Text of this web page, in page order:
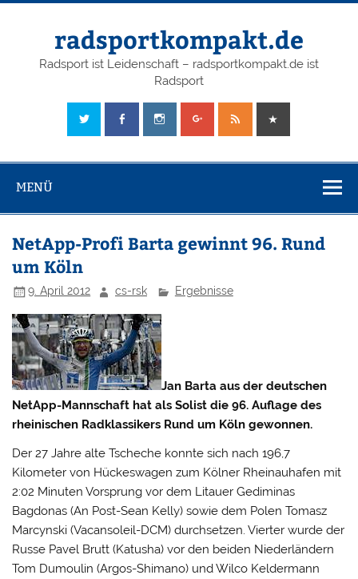
radsportkompakt.de
Radsport ist Leidenschaft – radsportkompakt.de ist
Radsport
MENÜ
NetApp-Profi Barta gewinnt 96. Rund
um Köln
9. April 2012 cs-rsk Ergebnisse
Jan Barta aus der deutschen
NetApp-Mannschaft hat als Solist die 96. Auflage des
rheinischen Radklassikers Rund um Köln gewonnen.
Der 27 Jahre alte Tscheche konnte sich nach 196,7
Kilometer von Hückeswagen zum Kölner Rheinauhafen mit
2:02 Minuten Vorsprung vor dem Litauer Gediminas
Bagdonas (An Post-Sean Kelly) sowie dem Polen Tomasz
Marcynski (Vacansoleil-DCM) durchsetzen. Vierter wurde der
Russe Pavel Brutt (Katusha) vor den beiden Niederländern
Tom Dumoulin (Argos-Shimano) und Wilco Keldermann